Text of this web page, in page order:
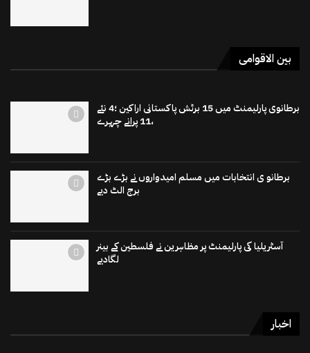
بین الاقوامی
برطانوی پارلیمنٹ میں 15 برٹش پاکستانی اراکین ؛4 نئے
،11 پرانے چہرے
برطانو ی انتخابات میں مسلم امیدواروں نے بڑے بڑے
برج الٹ دیے
آسٹریلیا کی پارلیمنٹ پر مظاہرین نے فلسطین کے بینر
لگادیے
اخبار